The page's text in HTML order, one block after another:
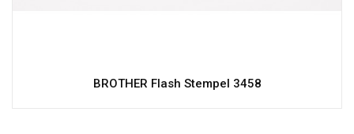
BROTHER Flash Stempel 3458